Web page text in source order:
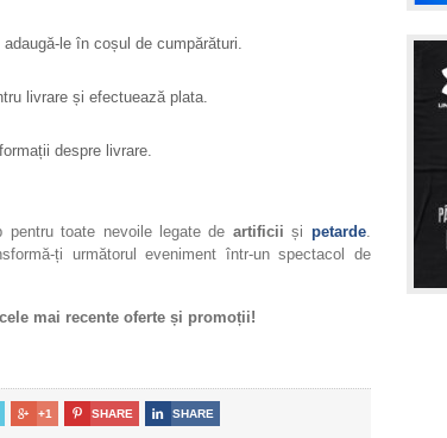
le în coșul de cumpărături.
livrare și efectuează plata.
despre livrare.
toate nevoile legate de artificii și petarde.
ți următorul eveniment într-un spectacol de
mai recente oferte și promoții!
 +1  SHARE  SHARE